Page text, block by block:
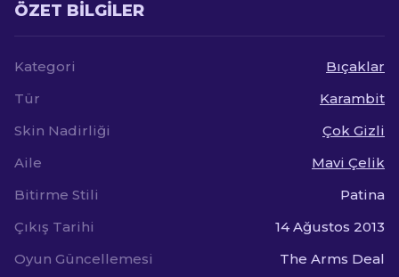
ÖZET BILGILER
Kategori
Bıçaklar
Tür
Karambit
Skin Nadirliği
Çok Gizli
Aile
Mavi Çelik
Bitirme Stili
Patina
Çıkış Tarihi
14 Ağustos 2013
Oyun Güncellemesi
The Arms Deal